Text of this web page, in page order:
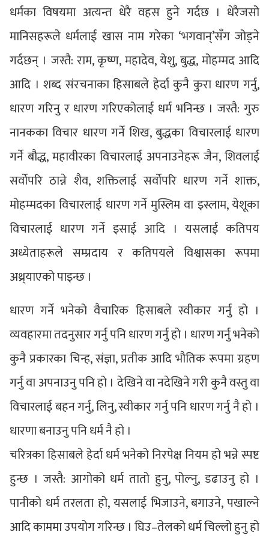
धर्मका विषयमा अत्यन्त धेरै वहस हुने गर्दछ । धेरैजसो
मानिसहरूले धर्मलाई खास नाम गरेका ‘भगवान्’सँग जोड्ने
गर्दछन् । जस्तै: राम, कृष्ण, महादेव, येशु, बुद्ध, मोहम्मद आदि
आदि । शब्द संरचनाका हिसाबले हेर्दा कुनै कुरा धारण गर्नु,
धारण गरिनु र धारण गरिएकोलाई धर्म भनिन्छ । जस्तै: गुरु
नानकका विचार धारण गर्ने शिख, बुद्धका विचारलाई धारण
गर्ने बौद्ध, महावीरका विचारलाई अपनाउनेहरू जैन, शिवलाई
सर्वोपरि ठान्ने शैव, शक्तिलाई सर्वोपरि धारण गर्ने शाक्त,
मोहम्मदका विचारलाई धारण गर्ने मुस्लिम वा इस्लाम, येशूका
विचारलाई धारण गर्ने इसाई आदि । यसलाई कतिपय
अध्येताहरूले सम्प्रदाय र कतिपयले विश्वासका रूपमा
अथ्र्याएको पाइन्छ ।
धारण गर्ने भनेको वैचारिक हिसाबले स्वीकार गर्नु हो ।
व्यवहारमा तदनुसार गर्नु पनि धारण गर्नु हो । धारण गर्नु भनेको
कुनै प्रकारका चिन्ह, संज्ञा, प्रतीक आदि भौतिक रूपमा ग्रहण
गर्नु वा अपनाउनु पनि हो । देखिने वा नदेखिने गरी कुनै वस्तु वा
विचारलाई बहन गर्नु, लिनु, स्वीकार गर्नु पनि धारण गर्नु नै हो ।
धारणा बनाउनु पनि धर्म नै हो ।
चरित्रका हिसाबले हेर्दा धर्म भनेको निरपेक्ष नियम हो भन्ने स्पष्ट
हुन्छ । जस्तै: आगोको धर्म तातो हुनु, पोल्नु, डढाउनु हो ।
पानीको धर्म तरलता हो, यसलाई भिजाउने, बगाउने, पखाल्ने
आदि काममा उपयोग गरिन्छ । घिउ–तेलको धर्म चिल्लो हुनु हो